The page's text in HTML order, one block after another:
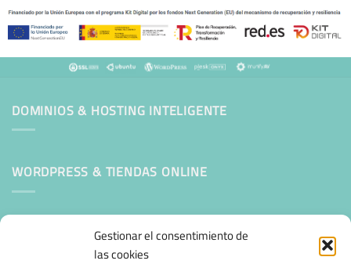
Gestionar el consentimiento de
las cookies
DOMINIOS & HOSTING INTELIGENTE
WORDPRESS & TIENDAS ONLINE
Mantenimiento Web WordPress
SEGURIDAD E INFRAESTRUCTURA & CLOUD